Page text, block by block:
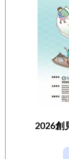
2026創